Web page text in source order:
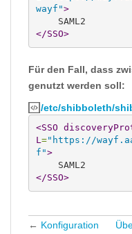
wayf">
</SSO>
Für den Fall, dass
genutzt werden soll:
/etc/shibboleth/
<SSO
L="https://
f">
</SSO>
← Konfiguration